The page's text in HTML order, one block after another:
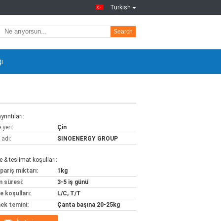
Turkish
Search
yeri:
Çin
SINOENERGY GROUP
& teslimat koşulları:
miktarı:
1kg
süresi:
3-5 iş günü
koşulları:
L/C, T/T
temini:
Çanta başına 20-25kg